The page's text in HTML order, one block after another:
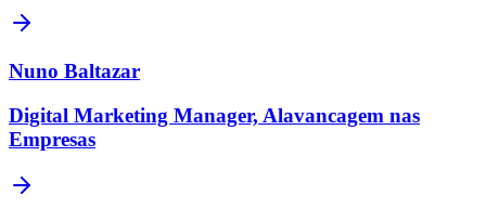
Nuno Baltazar
Digital Marketing Manager, Alavancagem nas
Empresas